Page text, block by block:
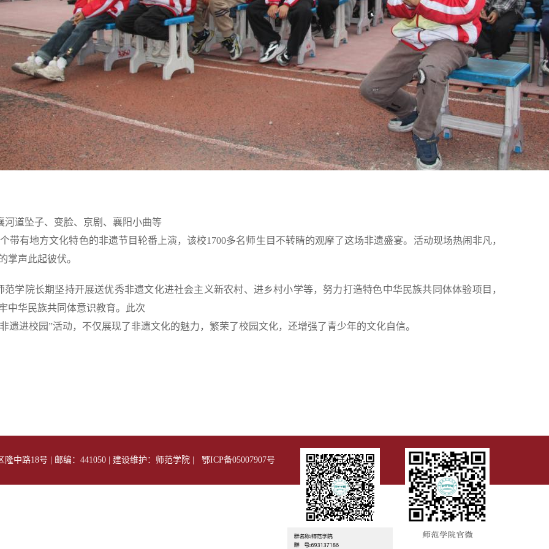
河道坠子、变脸、京剧、襄阳小曲等
带有地方文化特色的非遗节目轮番上演，该校1700多名师生目不转睛的观摩了这场非遗盛宴。活动现场热闹非凡，
掌声此起彼伏。
范学院长期坚持开展送优秀非遗文化进社会主义新农村、进乡村小学等，努力打造特色中华民族共同体体验项目，
中华民族共同体意识教育。此次
遗进校园”活动，不仅展现了非遗文化的魅力，繁荣了校园文化，还增强了青少年的文化自信。
中路18号 | 邮编：441050 | 建设维护：师范学院 | 鄂ICP备05007907号